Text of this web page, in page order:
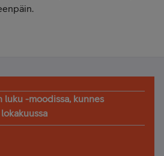
luku -moodissa, kunnes